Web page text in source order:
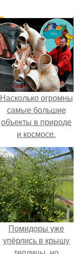
Насколько огромны
самые большие
объекты в природе
и космосе.
Помидоры уже
упёрлись в крышу